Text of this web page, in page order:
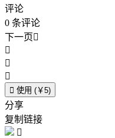
评论
0 条评论
下一页



 使用 (￥5)
分享
复制链接
